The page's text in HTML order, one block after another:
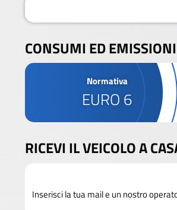
CONSUMI ED EMISSIONI
Normativa
EURO 6
RICEVI IL VEICOLO A
Inserisci la tua mail e un nostro